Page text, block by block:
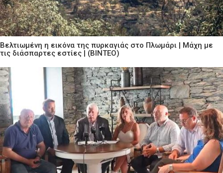
Βελτιωμένη η εικόνα της πυρκαγιάς στο Πλωμάρι | Μάχη με
τις διάσπαρτες εστίες | (ΒΙΝΤΕΟ)